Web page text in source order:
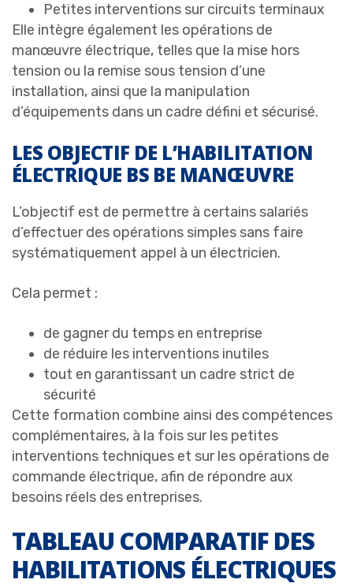
Petites interventions sur circuits terminaux
Elle intègre également les opérations de
manœuvre électrique, telles que la mise hors
tension ou la remise sous tension d’une
installation, ainsi que la manipulation
d’équipements dans un cadre défini et sécurisé.
LES OBJECTIF DE L’HABILITATION
ÉLECTRIQUE BS BE MANŒUVRE
L’objectif est de permettre à certains salariés
d’effectuer des opérations simples sans faire
systématiquement appel à un électricien.
Cela permet :
de gagner du temps en entreprise
de réduire les interventions inutiles
tout en garantissant un cadre strict de
sécurité
Cette formation combine ainsi des compétences
complémentaires, à la fois sur les petites
interventions techniques et sur les opérations de
commande électrique, afin de répondre aux
besoins réels des entreprises.
TABLEAU COMPARATIF DES
HABILITATIONS ÉLECTRIQUES